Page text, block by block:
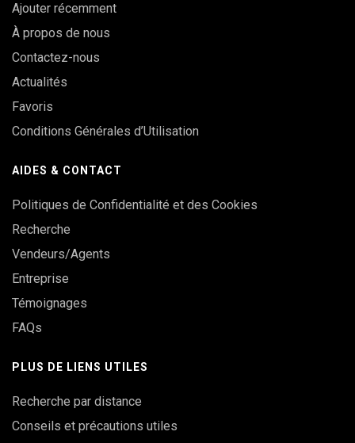
Ajouter récemment
À propos de nous
Contactez-nous
Actualités
Favoris
Conditions Générales d’Utilisation
AIDES & CONTACT
Politiques de Confidentialité et des Cookies
Recherche
Vendeurs/Agents
Entreprise
Témoignages
FAQs
PLUS DE LIENS UTILES
Recherche par distance
Conseils et précautions utiles